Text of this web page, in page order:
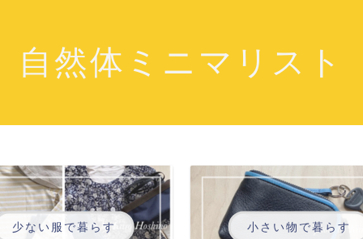
自然体ミニマリスト
少ない服で暮らす 小さい物で暮らす